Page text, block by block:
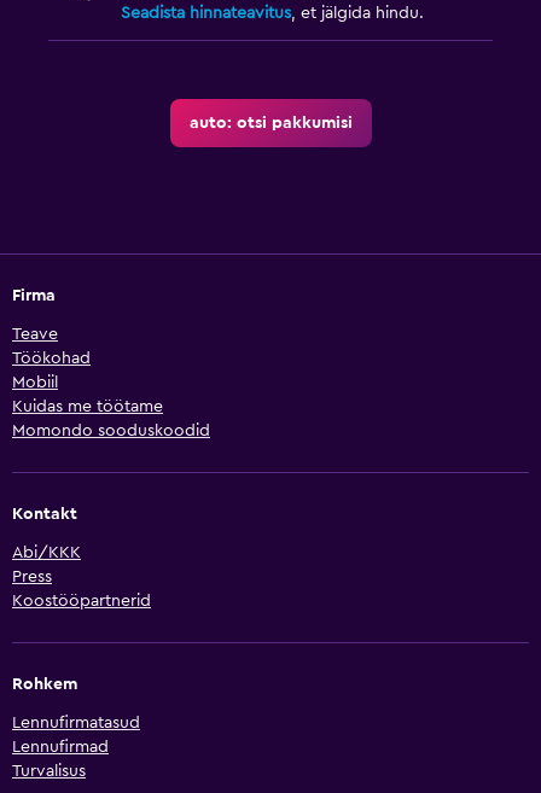
Seadista hinnateavitus, et jälgida hindu.
auto: otsi pakkumisi
Firma
Teave
Töökohad
Mobiil
Kuidas me töötame
Momondo sooduskoodid
Kontakt
Abi/KKK
Press
Koostööpartnerid
Rohkem
Lennufirmatasud
Lennufirmad
Turvalisus